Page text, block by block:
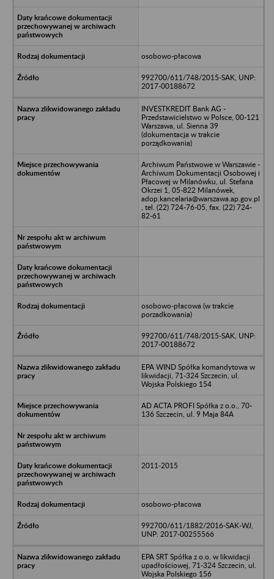
osobowo-płacowa
992700/611/748/2015-SAK, UNP:
2017-00188672
INVESTKREDIT Bank AG -
Przedstawicielstwo w Polsce, 00-121
Warszawa, ul. Sienna 39
(dokumentacja w trakcie
porządkowania)
Archiwum Państwowe w Warszawie -
Archiwum Dokumentacji Osobowej i
Płacowej w Milanówku, ul. Stefana
Okrzei 1, 05-822 Milanówek,
adop.kancelaria@warszawa.ap.gov.pl
, tel. (22) 724-76-05, fax. (22) 724-
82-61
osobowo-płacowa (w trakcie
porzadkowania)
992700/611/748/2015-SAK, UNP:
2017-00188672
EPA WIND Spółka komandytowa w
likwidacji, 71-324 Szczecin, ul.
Wojska Polskiego 154
AD ACTA PROFI Spółka z o.o., 70-
136 Szczecin, ul. 9 Maja 84A
2011-2015
osobowo-płacowa
992700/611/1882/2016-SAK-WJ,
UNP: 2017-00255566
EPA SRT Spółka z o.o. w likwidacji
upadłościowej, 71-324 Szczecin, ul.
Wojska Polskiego 156